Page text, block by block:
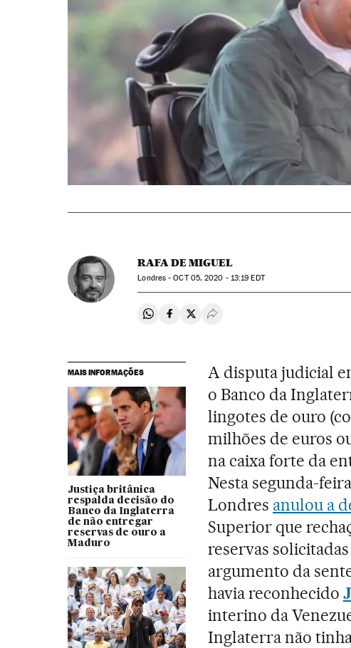
RAFA DE MIGUEL
Londres -OCT05, 2020 - 13:19 EDT
Compartir en Whatsapp
Compartir en Facebook
Compartir en Twitter
Desplegar Redes Sociales
MAIS INFORMAÇÕES
Justiça britânica
respalda decisão do
Banco da Inglaterra
de não entregar
reservas de ouro a
Maduro
A disputa judicial
o Banco da
lingotes de ouro
milhões de euros
na caixa forte da
Nesta segunda-
Londres anulou a
Superior que
reservas
argumento da
havia reconhecido
interino da
Inglaterra não